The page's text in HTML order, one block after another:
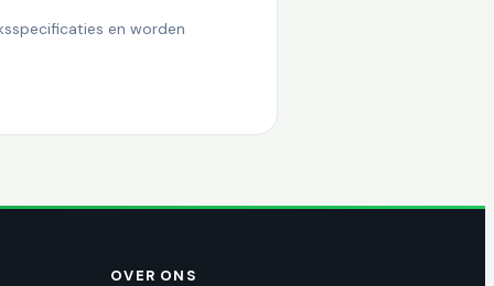
en worden
OVER ONS